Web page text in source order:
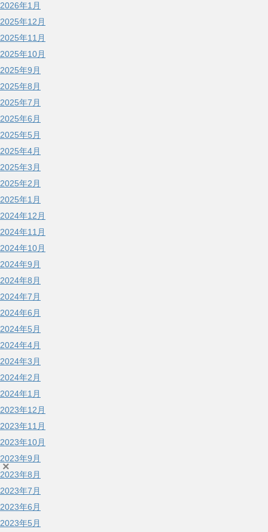
2026年1月
2025年12月
2025年11月
2025年10月
2025年9月
2025年8月
2025年7月
2025年6月
2025年5月
2025年4月
2025年3月
2025年2月
2025年1月
2024年12月
2024年11月
2024年10月
2024年9月
2024年8月
2024年7月
2024年6月
2024年5月
2024年4月
2024年3月
2024年2月
2024年1月
2023年12月
2023年11月
2023年10月
2023年9月
2023年8月
2023年7月
2023年6月
2023年5月
×